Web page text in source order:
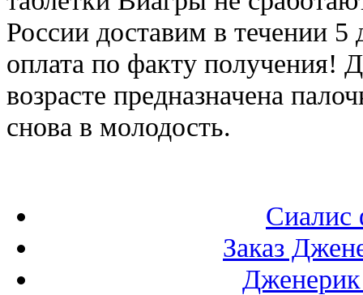
России доставим в течении
оплата по факту получения!
возрасте предназначена
снова в молодость.
Сиалис
Заказ
Дженерик